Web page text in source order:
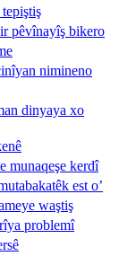
pêvînayîş bikero
nimineno
dinyaya xo
munaqeşe kerdî
est o’
waştiş
problemî